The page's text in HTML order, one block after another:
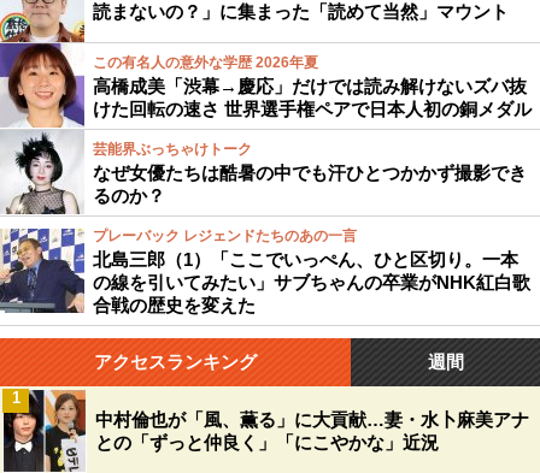
読まないの？」に集まった「読めて当然」マウント
この有名人の意外な学歴 2026年夏
高橋成美「渋幕→慶応」だけでは読み解けないズバ抜
けた回転の速さ 世界選手権ペアで日本人初の銅メダル
芸能界ぶっちゃけトーク
なぜ女優たちは酷暑の中でも汗ひとつかかず撮影でき
るのか？
プレーバック レジェンドたちのあの一言
北島三郎（1）「ここでいっぺん、ひと区切り。一本
の線を引いてみたい」サブちゃんの卒業がNHK紅白歌
合戦の歴史を変えた
アクセスランキング 週間
中村倫也が「風、薫る」に大貢献…妻・水卜麻美アナ
との「ずっと仲良く」「にこやかな」近況
1